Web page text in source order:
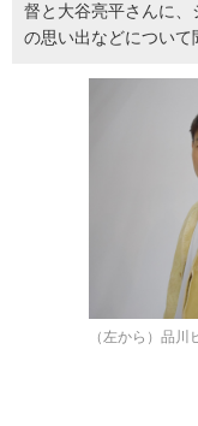
督と大谷亮平さんに
の思い出などについて
（左から）品